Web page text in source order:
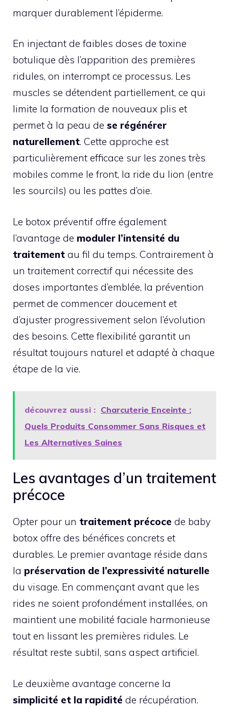
marquer durablement l’épiderme.
En injectant de faibles doses de toxine
botulique dès l’apparition des premières
ridules, on interrompt ce processus. Les
muscles se détendent partiellement, ce qui
limite la formation de nouveaux plis et
permet à la peau de se régénérer
naturellement. Cette approche est
particulièrement efficace sur les zones très
mobiles comme le front, la ride du lion (entre
les sourcils) ou les pattes d’oie.
Le botox préventif offre également
l’avantage de moduler l’intensité du
traitement au fil du temps. Contrairement à
un traitement correctif qui nécessite des
doses importantes d’emblée, la prévention
permet de commencer doucement et
d’ajuster progressivement selon l’évolution
des besoins. Cette flexibilité garantit un
résultat toujours naturel et adapté à chaque
étape de la vie.
découvrez aussi : Charcuterie Enceinte :
Quels Produits Consommer Sans Risques et
Les Alternatives Saines
Les avantages d’un traitement
précoce
Opter pour un traitement précoce de baby
botox offre des bénéfices concrets et
durables. Le premier avantage réside dans
la préservation de l’expressivité naturelle
du visage. En commençant avant que les
rides ne soient profondément installées, on
maintient une mobilité faciale harmonieuse
tout en lissant les premières ridules. Le
résultat reste subtil, sans aspect artificiel.
Le deuxième avantage concerne la
simplicité et la rapidité de récupération.